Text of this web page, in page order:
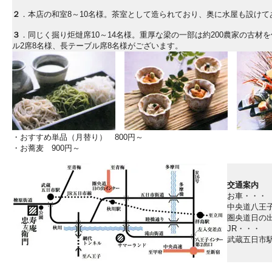
２ ．本店の和室8～10名様。茶室として造られており、奥に水屋も設け
３ ．同じく掘り炬燵席10～14名様。重厚な梁の一部は約200農家の古材
ル2席8名様、長テーブル席8名様がございます。
・おすすめ単品（月替り） 800円～
・お蕎麦 900円～
交通案内
お車・・・
中央道八王
圏央道日の
JR・・・
武蔵五日市